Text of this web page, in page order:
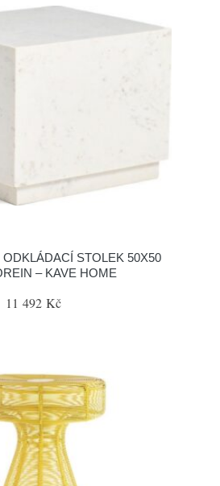
STOLEK 50X50
– KAVE HOME
11 492 Kč